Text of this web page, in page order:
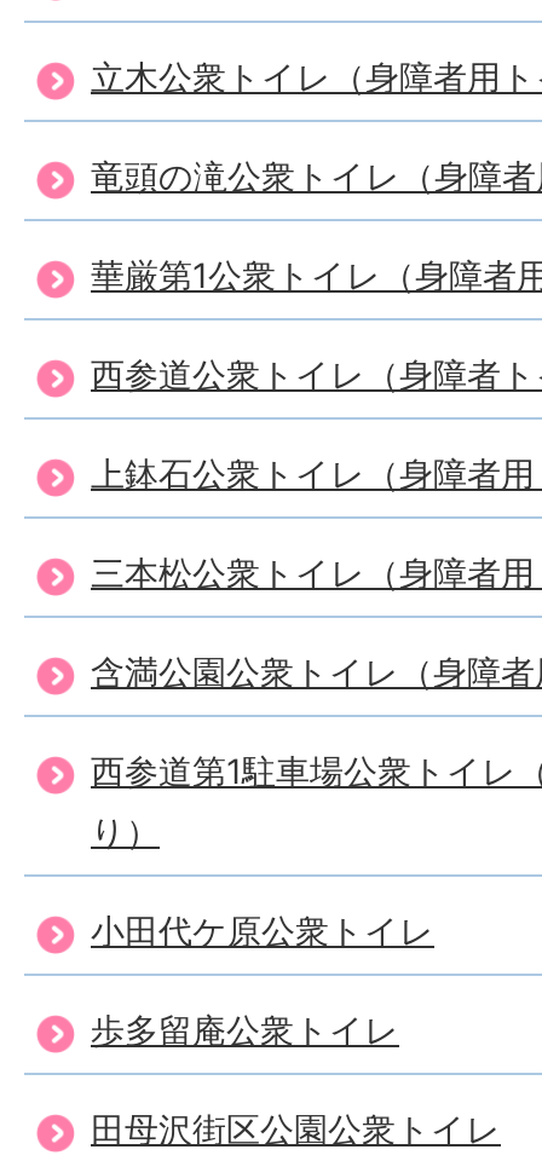
立木公衆トイレ（身障者用
竜頭の滝公衆トイレ（身障
華厳第1公衆トイレ（身障者
西参道公衆トイレ（身障者
上鉢石公衆トイレ（身障者
三本松公衆トイレ（身障者
含満公園公衆トイレ（身障
西参道第1駐車場公衆トイレ
り）
小田代ケ原公衆トイレ
歩多留庵公衆トイレ
田母沢街区公園公衆トイレ